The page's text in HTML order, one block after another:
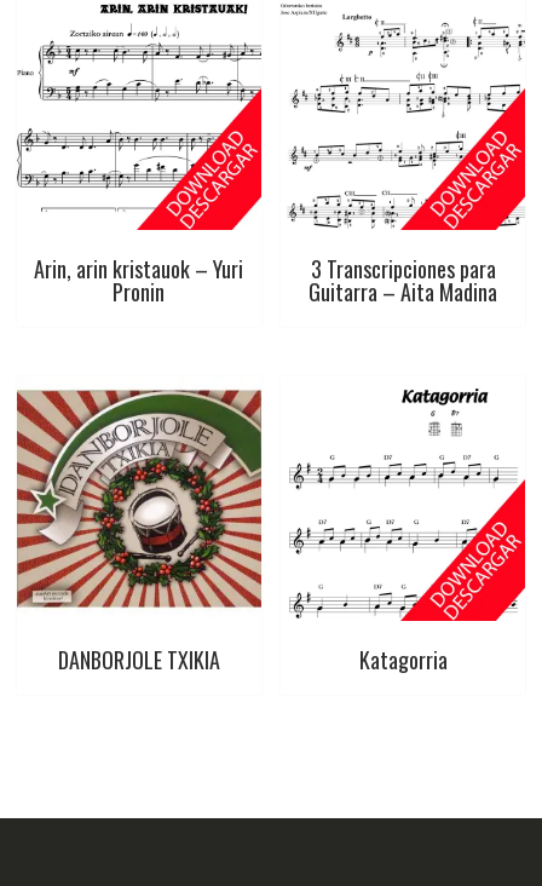
Arin, arin kristauok – Yuri
Pronin
3 Transcripciones para
Guitarra – Aita Madina
DANBORJOLE TXIKIA Katagorria